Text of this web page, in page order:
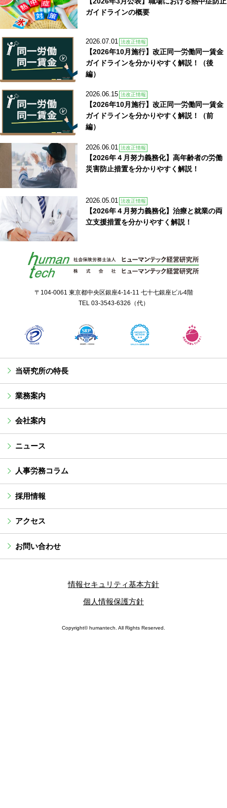
ガイドラインの概要
2026.07.01 法改正情報
【2026年10月施行】改正同一労働同一賃金
ガイドラインを分かりやすく解説！（後
編）
2026.06.15 法改正情報
【2026年10月施行】改正同一労働同一賃金
ガイドラインを分かりやすく解説！（前
編）
2026.06.01 法改正情報
【2026年４月努力義務化】高年齢者の労働
災害防止措置を分かりやすく解説！
2026.05.01 法改正情報
【2026年４月努力義務化】治療と就業の両
立支援措置を分かりやすく解説！
〒104-0061 東京都中央区銀座4-14-11 七十七銀座ビル4階
TEL 03-3543-6326 （代）
当研究所の特長
業務案内
会社案内
ニュース
人事労務コラム
採用情報
アクセス
お問い合わせ
情報セキュリティ基本方針
個人情報保護方針
Copyright© humantech. All Rights Reserved.